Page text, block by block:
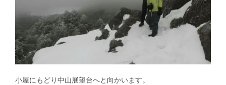
小屋にもどり中山展望台へと向かいます。